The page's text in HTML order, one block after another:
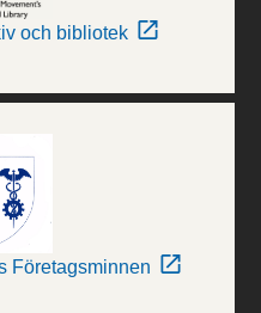
och bibliotek
Företagsminnen